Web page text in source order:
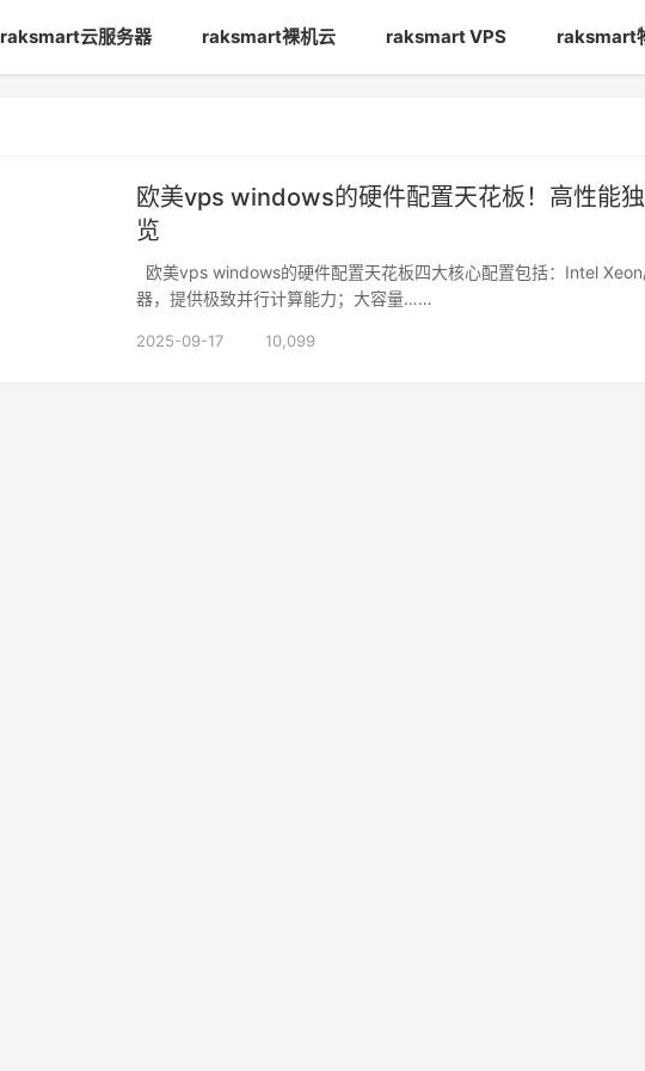
raksmart云服务器 raksmart裸机云 raksmart VPS raksmart
欧美vps windows的硬件配置天花板！高性能
览
欧美vps windows的硬件配置天花板四大核心配置包括：Intel
器，提供极致并行计算能力；大容量……
2025-09-17 10,099